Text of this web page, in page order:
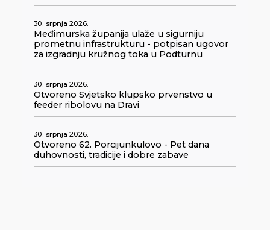
30. srpnja 2026.
Međimurska županija ulaže u sigurniju
prometnu infrastrukturu - potpisan ugovor
za izgradnju kružnog toka u Podturnu
30. srpnja 2026.
Otvoreno Svjetsko klupsko prvenstvo u
feeder ribolovu na Dravi
30. srpnja 2026.
Otvoreno 62. Porcijunkulovo - Pet dana
duhovnosti, tradicije i dobre zabave